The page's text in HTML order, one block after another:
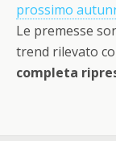
prossimo
Le premesse
trend rilevato
completa